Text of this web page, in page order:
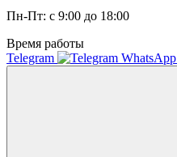
Пн-Пт: с 9:00 до 18:00
Время работы
Telegram
WhatsApp